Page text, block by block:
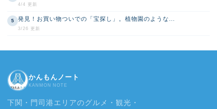
4/4 更新
5 発見！お買い物ついでの「宝探し」。植物園のような...
3/26 更新
かんもんノート
KANMON NOTE
下関・門司港エリアのグルメ・観光・